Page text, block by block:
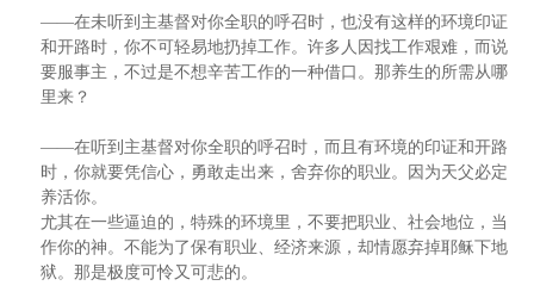
——在未听到主基督对你全职的呼召时，也没有这样的环境印证
和开路时，你不可轻易地扔掉工作。许多人因找工作艰难，而说
要服事主，不过是不想辛苦工作的一种借口。那养生的所需从哪
里来？
——在听到主基督对你全职的呼召时，而且有环境的印证和开路
时，你就要凭信心，勇敢走出来，舍弃你的职业。因为天父必定
养活你。
尤其在一些逼迫的，特殊的环境里，不要把职业、社会地位，当
作你的神。不能为了保有职业、经济来源，却情愿弃掉耶稣下地
狱。那是极度可怜又可悲的。